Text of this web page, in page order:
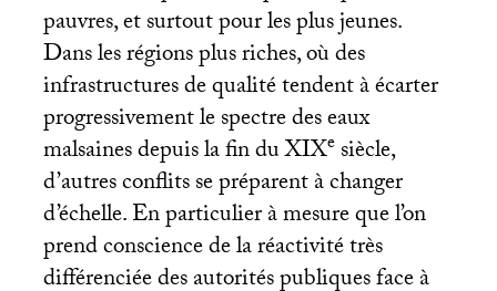
pauvres, et surtout pour les plus jeunes.
Dans les régions plus riches, où des
infrastructures de qualité tendent à écarter
progressivement le spectre des eaux
malsaines depuis la fin duXIXesiècle,
d’autres conflits se préparent à changer
d’échelle. En particulier à mesure que l’on
prend conscience de la réactivité très
différenciée des autorités publiques face à